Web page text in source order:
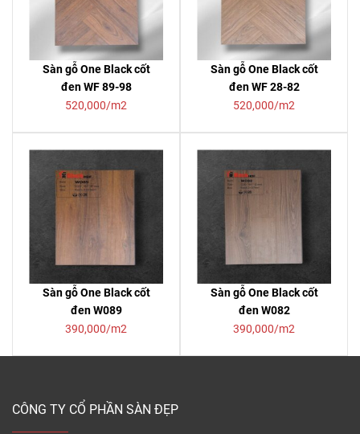
Sàn gỗ One Black cốt
đen WF 89-98
520,000/m2
Sàn gỗ One Black cốt
đen WF 28-82
520,000/m2
Sàn gỗ One Black cốt
đen W089
390,000/m2
Sàn gỗ One Black cốt
đen W082
390,000/m2
CÔNG TY CỔ PHẦN SÀN ĐẸP